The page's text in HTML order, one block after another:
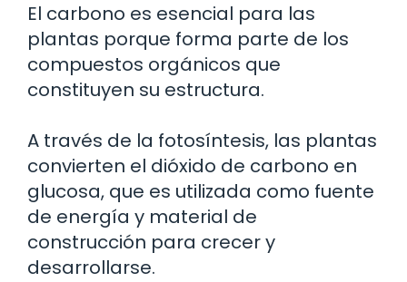
El carbono es esencial para las
plantas porque forma parte de los
compuestos orgánicos que
constituyen su estructura.
A través de la fotosíntesis, las plantas
convierten el dióxido de carbono en
glucosa, que es utilizada como fuente
de energía y material de
construcción para crecer y
desarrollarse.